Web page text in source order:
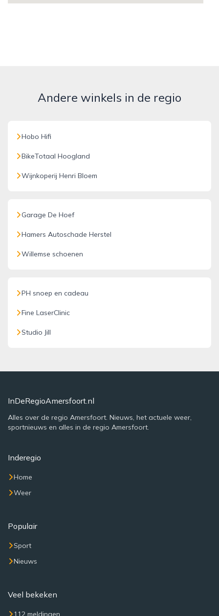
Andere winkels in de regio
Hobo Hifi
BikeTotaal Hoogland
Wijnkoperij Henri Bloem
Garage De Hoef
Hamers Autoschade Herstel
Willemse schoenen
PH snoep en cadeau
Fine LaserClinic
Studio Jill
InDeRegioAmersfoort.nl
Alles over de regio Amersfoort. Nieuws, het actuele weer,
sportnieuws en alles in de regio Amersfoort.
Inderegio
Home
Weer
Populair
Sport
Nieuws
Veel bekeken
112 meldingen